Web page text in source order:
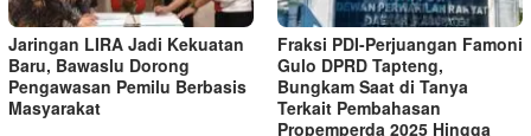
Jaringan LIRA Jadi Kekuatan
Baru, Bawaslu Dorong
Pengawasan Pemilu Berbasis
Masyarakat
Fraksi PDI-Perjuangan Famoni
Gulo DPRD Tapteng,
Bungkam Saat di Tanya
Terkait Pembahasan
Propemperda 2025 Hingga